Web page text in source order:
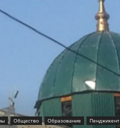
Общество Образование Пенджикент